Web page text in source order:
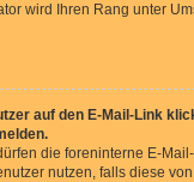
wird Ihren Rang unter
auf den E-Mail-Link
die foreninterne E-
nutzen, falls diese